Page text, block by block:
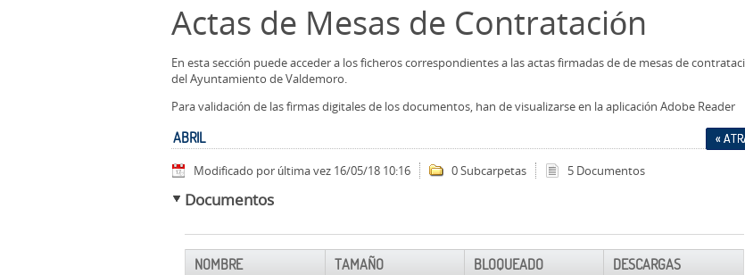
Actas de Mesas de Contratación
En esta sección puede acceder a los ficheros correspondientes a las actas firmadas de de mesas de
del Ayuntamiento de Valdemoro.
Para validación de las firmas digitales de los documentos, han de visualizarse en la aplicación Adobe Reader
«
ABRIL
Modificado por última vez 16/05/18 10:16 0 Subcarpetas 5 Documentos
Documentos
NOMBRE TAMAÑO BLOQUEADO DESCARGAS